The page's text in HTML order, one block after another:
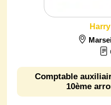
Comptable
10ème